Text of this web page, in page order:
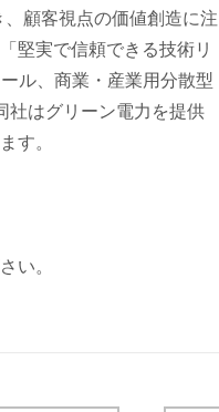
顧客視点の価値創造に注
堅実で信頼できる技術リ
ル、商業・産業用分散型
社はグリーン電力を提供
す。
い。